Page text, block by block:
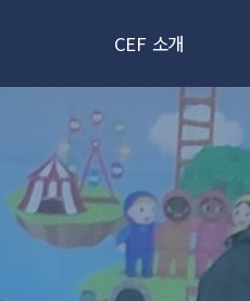
CEF 소개
대구CEF란
인사말
신앙성명서
한국/국제CEF
오시는 길